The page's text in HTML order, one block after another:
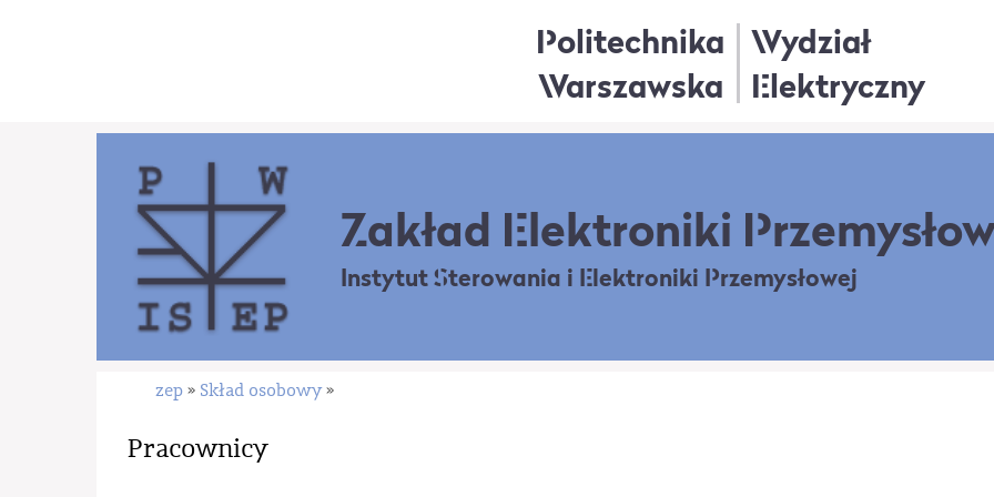
Politechnika
Warszawska
Wydział
Elektryczny
Zakład Elektroniki
Instytut Sterowania i Elektroniki Przemysłowej
zep » Skład osobowy »
Pracownicy